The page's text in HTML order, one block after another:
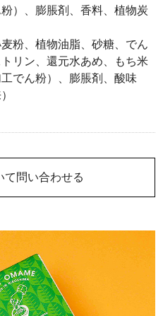
て問い合わせる
）、膨脹剤、香料、植物炭
粉、植物油脂、砂糖、でん
リン、還元水あめ、もち米
でん粉）、膨脹剤、酸味